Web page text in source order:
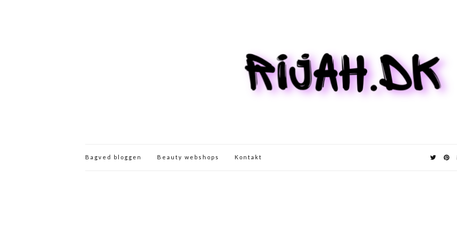
Bagved bloggen Beauty webshops Kontakt